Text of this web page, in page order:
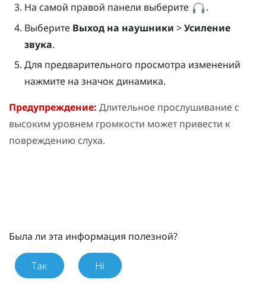
На самой правой панели выберите
.
Выберите Выход на наушники >Усиление
звука.
Для предварительного просмотра изменений
нажмите на значок динамика.
Предупреждение: Длительное прослушивание с
высоким уровнем громкости может привести к
повреждению слуха.
Была ли эта информация полезной?
Так Ні